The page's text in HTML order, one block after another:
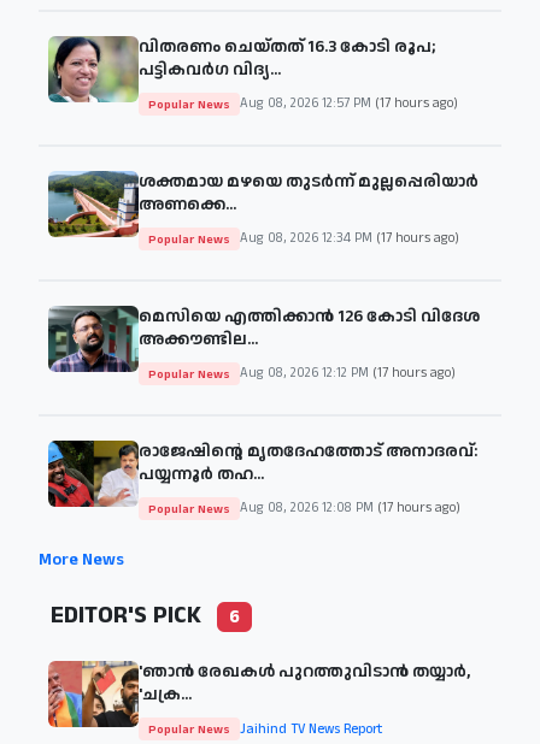
വിതരണം ചെയ്തത് 16.3 കോടി രൂപ;
പട്ടികവർഗ വിദ്യ...
Popular News Aug 08, 2026 12:57 PM (17 hours ago)
ശക്തമായ മഴയെ തുടര്‍ന്ന് മുല്ലപ്പെരിയാർ
അണക്കെ...
Popular News Aug 08, 2026 12:34 PM (17 hours ago)
മെസിയെ എത്തിക്കാന്‍ 126 കോടി വിദേശ
അക്കൗണ്ടില...
Popular News Aug 08, 2026 12:12 PM (17 hours ago)
രാജേഷിന്റെ മൃതദേഹത്തോട് അനാദരവ്:
പയ്യന്നൂർ തഹ...
Popular News Aug 08, 2026 12:08 PM (17 hours ago)
More News
EDITOR'S PICK 6
'ഞാന്‍ രേഖകള്‍ പുറത്തുവിടാന്‍ തയ്യാര്‍,
'ചക്ര...
Popular News Jaihind TV News Report